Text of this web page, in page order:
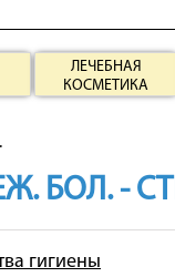
ЛЕЧЕБНАЯ
КОСМЕТИКА
БОЛ. -
гигиены